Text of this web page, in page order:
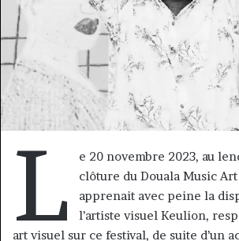
L
e 20 novembre 2023, au
clôture du Douala Music
apprenait avec peine la
l’artiste visuel Keulion,
art visuel sur ce festival, de suite d’un